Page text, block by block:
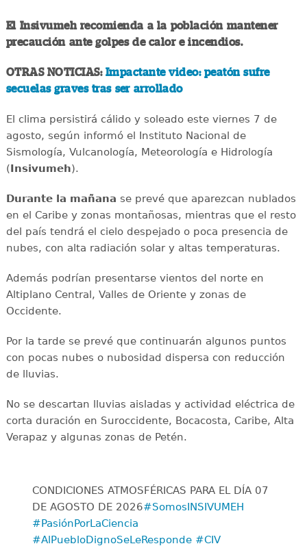
El Insivumeh recomienda a la población mantener
precaución ante golpes de calor e incendios.
OTRAS NOTICIAS: Impactante video: peatón sufre
secuelas graves tras ser arrollado
El clima persistirá cálido y soleado este viernes 7 de
agosto, según informó el Instituto Nacional de
Sismología, Vulcanología, Meteorología e Hidrología
(Insivumeh).
Durante la mañana se prevé que aparezcan nublados
en el Caribe y zonas montañosas, mientras que el resto
del país tendrá el cielo despejado o poca presencia de
nubes, con alta radiación solar y altas temperaturas.
Además podrían presentarse vientos del norte en
Altiplano Central, Valles de Oriente y zonas de
Occidente.
Por la tarde se prevé que continuarán algunos puntos
con pocas nubes o nubosidad dispersa con reducción
de lluvias.
No se descartan lluvias aisladas y actividad eléctrica de
corta duración en Suroccidente, Bocacosta, Caribe, Alta
Verapaz y algunas zonas de Petén.
CONDICIONES ATMOSFÉRICAS PARA EL DÍA 07
DE AGOSTO DE 2026#SomosINSIVUMEH
#PasiónPorLaCiencia
#AlPuebloDignoSeLeResponde #CIV